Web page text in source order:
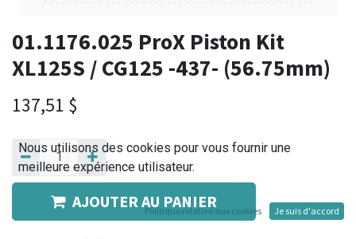
01.1176.025 ProX Piston Kit
XL125S / CG125 -437- (56.75mm)
137,51 $
AJOUTER AU PANIER
Nous utilisons des cookies pour vous fournir une
meilleure expérience utilisateur.
Politique relative aux cookies Je suis d'accord